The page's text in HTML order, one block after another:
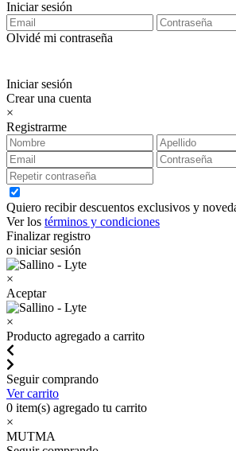
Iniciar sesión
Olvidé mi contraseña
Iniciar sesión
Crear una cuenta
×
Registrarme
Quiero recibir descuentos exclusivos y
Ver los términos y condiciones
Finalizar registro
o iniciar sesión
×
Aceptar
×
Producto agregado a carrito
Seguir comprando
Ver carrito
0 item(s) agregado tu carrito
×
MUTMA